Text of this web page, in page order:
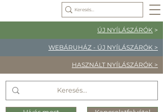
ÚJ NYÍLÁSZÁRÓK >
WEBÁRUHÁZ - ÚJ NYÍLÁSZÁRÓK >
HASZNÁLT NYÍLÁSZÁRÓK >